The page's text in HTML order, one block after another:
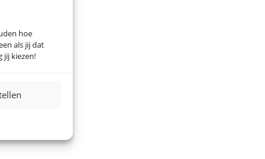
hoe
als jij dat
jij kiezen!